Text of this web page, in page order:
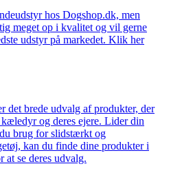
hos Dogshop.dk, men
meget op i kvalitet og vil gerne
udstyr på markedet. Klik her
det brede udvalg af produkter, der
og deres ejere. Lider din
brug for slidstærkt og
kan du finde dine produkter i
se deres udvalg.